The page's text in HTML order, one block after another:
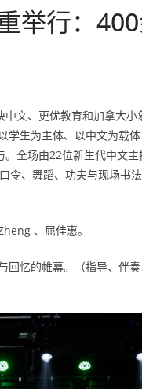
举行：
文、更优教育和加拿大小
学生为主体、以中文为载
全场由22位新生代中文主
令、舞蹈、功夫与现场书
、屈佳惠。
回忆的帷幕。（指导、伴